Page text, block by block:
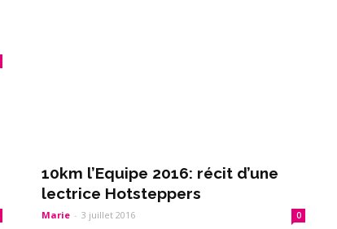
10km l’Equipe 2016: récit d’une
lectrice Hotsteppers
Marie - 3 juillet 2016 0